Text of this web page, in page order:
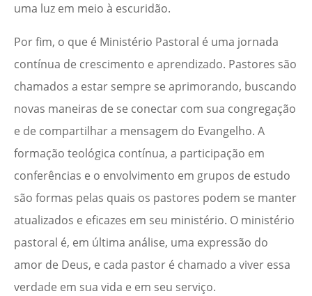
uma luz em meio à escuridão.
Por fim, o que é Ministério Pastoral é uma jornada
contínua de crescimento e aprendizado. Pastores são
chamados a estar sempre se aprimorando, buscando
novas maneiras de se conectar com sua congregação
e de compartilhar a mensagem do Evangelho. A
formação teológica contínua, a participação em
conferências e o envolvimento em grupos de estudo
são formas pelas quais os pastores podem se manter
atualizados e eficazes em seu ministério. O ministério
pastoral é, em última análise, uma expressão do
amor de Deus, e cada pastor é chamado a viver essa
verdade em sua vida e em seu serviço.